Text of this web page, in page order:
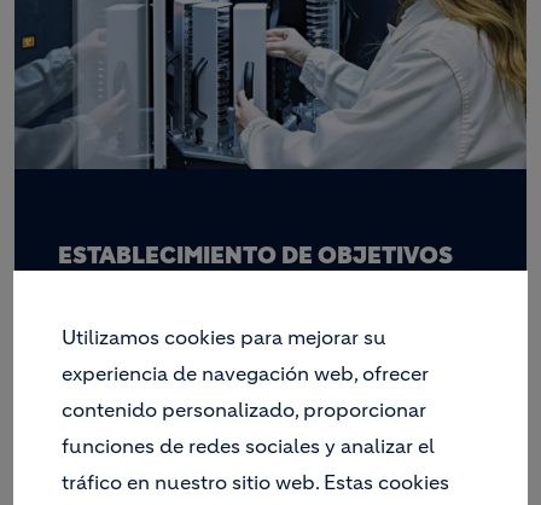
ESTABLECIMIENTO DE OBJETIVOS
Holcim fue una de las primeras empresas en
todo el mundo en tener sus objetivos de
reducción de CO2 para 2030 y 2050
validados por la Iniciativa de Objetivos
Basados en la Ciencia (SBTi).
Utilizamos cookies para mejorar su
experiencia de navegación web, ofrecer
contenido personalizado, proporcionar
funciones de redes sociales y analizar el
tráfico en nuestro sitio web. Estas cookies